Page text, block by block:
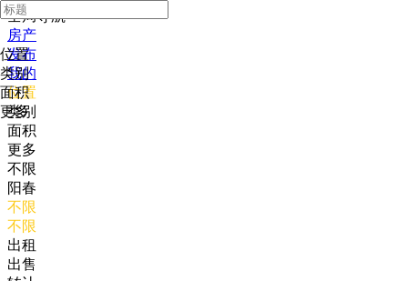
全局导航
房产
发布
我的
位置
类别
面积
更多
位置
类别
面积
更多
不限
阳春
不限
不限
出租
出售